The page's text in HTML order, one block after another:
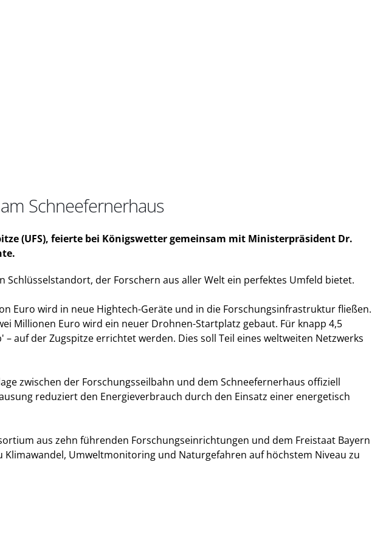
Schneefernerhaus
(UFS), feierte bei Königswetter gemeinsam mit Ministerpräsident Dr.
der Forschern aus aller Welt ein perfektes Umfeld bietet.
Euro wird in neue Hightech-Geräte und in die Forschungsinfrastruktur fließen.
Millionen Euro wird ein neuer Drohnen-Startplatz gebaut. Für knapp 4,5
auf der Zugspitze errichtet werden. Dies soll Teil eines weltweiten Netzwerks
zwischen der Forschungsseilbahn und dem Schneefernerhaus offiziell
reduziert den Energieverbrauch durch den Einsatz einer energetisch
aus zehn führenden Forschungseinrichtungen und dem Freistaat Bayern
Umweltmonitoring und Naturgefahren auf höchstem Niveau zu